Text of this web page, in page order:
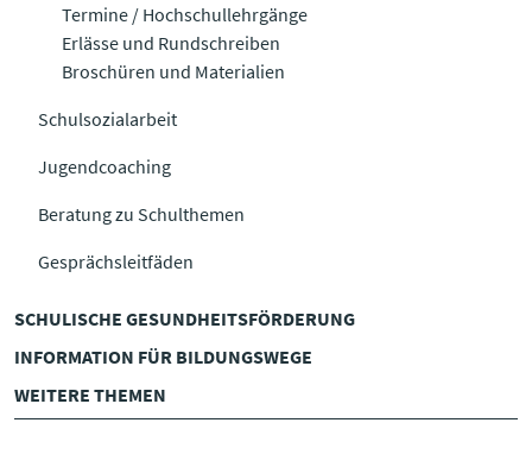
Termine / Hochschullehrgänge
Erlässe und Rundschreiben
Broschüren und Materialien
Schulsozialarbeit
Jugendcoaching
Beratung zu Schulthemen
Gesprächsleitfäden
SCHULISCHE GESUNDHEITS­FÖRDERUNG
INFORMATION FÜR BILDUNGSWEGE
WEITERE THEMEN